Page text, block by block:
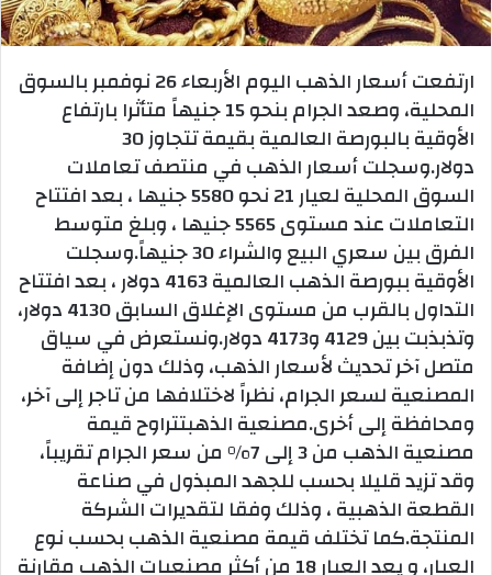
ارتفعت أسعار الذهب اليوم الأربعاء 26 نوفمبر بالسوق
المحلية، وصعد الجرام بنحو 15 جنيهاً متأثرا بارتفاع
الأوقية بالبورصة العالمية بقيمة تتجاوز 30
دولار.وسجلت أسعار الذهب في منتصف تعاملات
السوق المحلية لعيار 21 نحو 5580 جنيها ، بعد افتتاح
التعاملات عند مستوى 5565 جنيها ، وبلغ متوسط
الفرق بين سعري البيع والشراء 30 جنيهاً.وسجلت
الأوقية ببورصة الذهب العالمية 4163 دولار ، بعد افتتاح
التداول بالقرب من مستوى الإغلاق السابق 4130 دولار،
وتذبذبت بين 4129 و4173 دولار.ونستعرض في سياق
متصل آخر تحديث لأسعار الذهب، وذلك دون إضافة
المصنعية لسعر الجرام، نظراً لاختلافها من تاجر إلى آخر،
ومحافظة إلى أخرى.مصنعية الذهبتتراوح قيمة
مصنعية الذهب من 3 إلى 7% من سعر الجرام تقريباً،
وقد تزيد قليلا بحسب للجهد المبذول في صناعة
القطعة الذهبية ، وذلك وفقا لتقديرات الشركة
المنتجة.كما تختلف قيمة مصنعية الذهب بحسب نوع
العيار، و يعد العيار 18 من أكثر مصنعيات الذهب مقارنة